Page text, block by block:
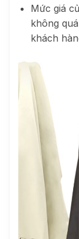
Mức giá
không
khách